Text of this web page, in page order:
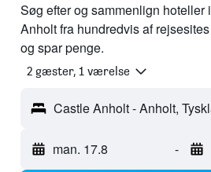
Søg efter og sammenlign
Anholt fra hundredvis af
og spar penge.
2 gæster, 1 værelse
Castle Anholt - Anholt,
man. 17.8 -